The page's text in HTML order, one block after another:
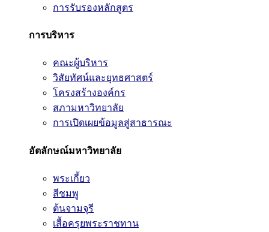
การรับรองหลักสูตร
การบริหาร
คณะผู้บริหาร
วิสัยทัศน์และยุทธศาสตร์
โครงสร้างองค์กร
สภามหาวิทยาลัย
การเปิดเผยข้อมูลสู่สาธารณะ
อัตลักษณ์มหาวิทยาลัย
พระเกี้ยว
สีชมพู
ต้นจามจุรี
เสื้อครุยพระราชทาน